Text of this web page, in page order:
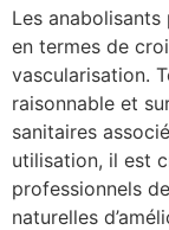
Les
en termes de
vascularisation.
raisonnable et
sanitaires
utilisation, il est
professionnels
naturelles